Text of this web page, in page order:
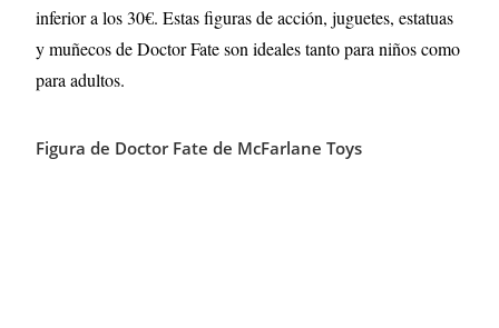
inferior a los 30€. Estas figuras de acción, juguetes, estatuas
y muñecos deDoctor Fateson ideales tanto para niños como
para adultos.
Figura de Doctor Fate de McFarlane Toys